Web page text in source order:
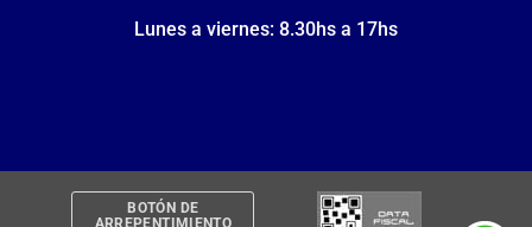
Lunes a viernes: 8.30hs a 17hs
BOTÓN DE
ARREPENTIMIENTO